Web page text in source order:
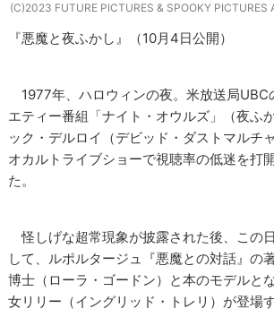
(C)2023 FUTURE PICTURES & SPOOKY PICTURES
『悪魔と夜ふかし』（10月4日公開）
1977年、ハロウィンの夜。米放送局UBC
エティー番組「ナイト・オウルズ」（夜ふ
ック・デルロイ（デビッド・ダストマルチ
オカルトライブショーで視聴率の低迷を打
た。
怪しげな超常現象が披露された後、この
して、ルポルタージュ『悪魔との対話』の
博士（ローラ・ゴードン）と本のモデルと
女リリー（イングリッド・トレリ）が登場す